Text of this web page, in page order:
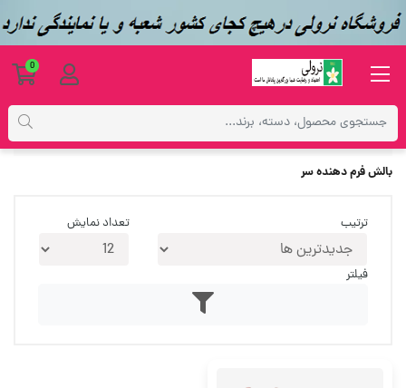
بالش فرم دهنده سر
ترتیب تعداد نمایش
فیلتر
0